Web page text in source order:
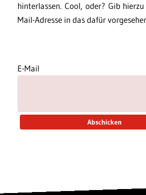
hinterlassen. Cool, oder? Gib
Mail-Adresse in das dafür
E-Mail